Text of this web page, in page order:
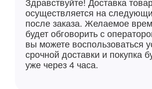
Здравствуйте! Доставка
осуществляется на
после заказа. Желаемое
будет обговорить с
вы можете воспользоваться
срочной доставки и покупка
уже через 4 часа.